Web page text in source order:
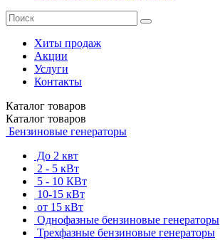
Хиты продаж
Акции
Услуги
Контакты
Каталог товаров
Каталог товаров
Бензиновые генераторы
До 2 квт
2 - 5 кВт
5 - 10 КВт
10-15 кВт
от 15 кВт
Однофазные бензиновые генераторы
Трехфазные бензиновые генераторы